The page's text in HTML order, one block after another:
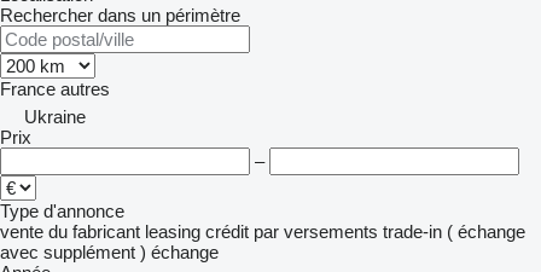
Rechercher dans un périmètre
France autres
Ukraine
Prix
–
Type d'annonce
vente du fabricant leasing crédit par versements trade-in ( échange
avec supplément ) échange